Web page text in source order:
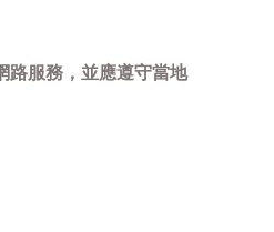
路服務，並應遵守當地